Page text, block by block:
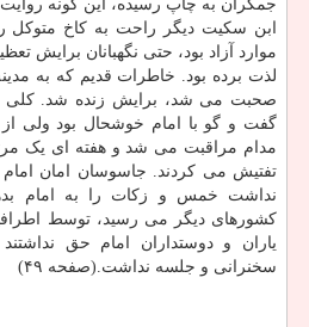
جمکران به چاپ رسیده، این گونه
ابن سکیت دیگر راحت به کاخ متوکل
موارد آزاد بود، حتی نگهبانان برایش
لذت برده بود. خاطرات قدیم که به
صحبت می شد، برایش زنده شد. کلی
گفت و گو با امام خوشحال بود ولی
مدام مراقبت می شد و هفته ای یک
تفتیش می کردند. جاسوسان امان
نداشت خمس و زکات را به امام
کشورهای دیگر می رسید، توسط
یاران و دوستداران امام حق
سخنرانی و جلسه نداشت.(صفحه ۴۹)